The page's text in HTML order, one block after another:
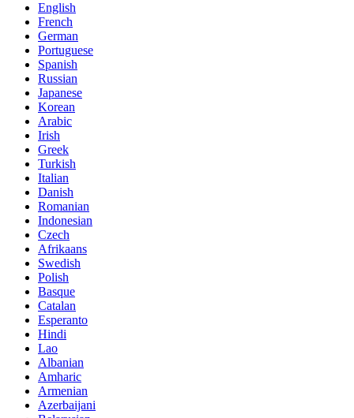
English
French
German
Portuguese
Spanish
Russian
Japanese
Korean
Arabic
Irish
Greek
Turkish
Italian
Danish
Romanian
Indonesian
Czech
Afrikaans
Swedish
Polish
Basque
Catalan
Esperanto
Hindi
Lao
Albanian
Amharic
Armenian
Azerbaijani